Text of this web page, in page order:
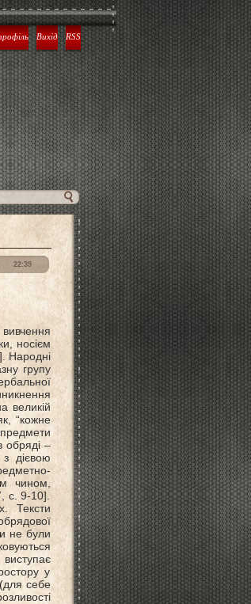
Вихід RSS
22:39
вивчення
носієм
Народні
групу
великій
“кожне
обряді –
з дієвою
чином,
с. 9-10].
Тексти
не були
у
себе